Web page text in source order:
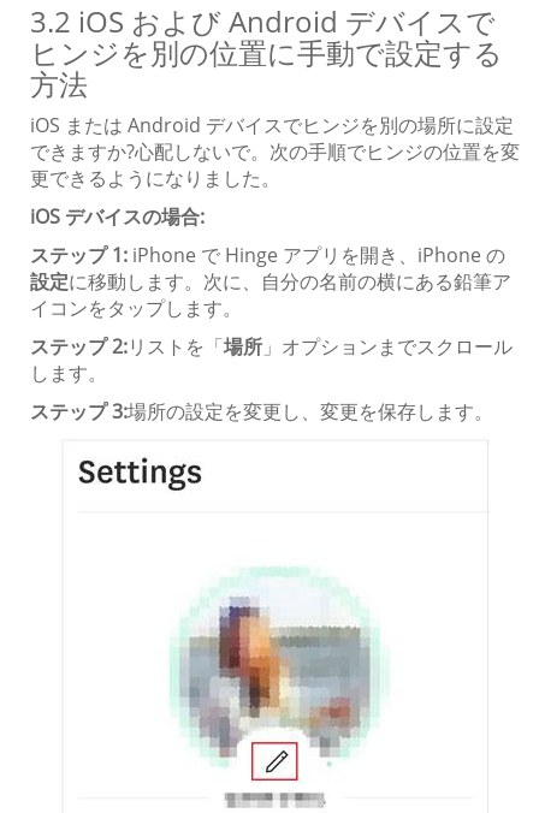
3.2 iOS および Android デバイスで
ヒンジを別の位置に手動で設定する
方法
iOS または Android デバイスでヒンジを別の場所に設定
できますか?心配しないで。次の手順でヒンジの位置を変
更できるようになりました。
iOS デバイスの場合:
ステップ 1: iPhone で Hinge アプリを開き、iPhone の
設定に移動します。次に、自分の名前の横にある鉛筆ア
イコンをタップします。
ステップ 2:リストを「場所 」オプションまでスクロール
します。
ステップ 3:場所の設定を変更し、変更を保存します。